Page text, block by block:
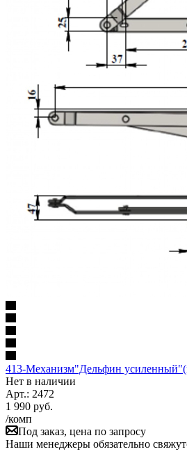
413-Механизм"Дельфин
Нет в наличии
Арт.: 2472
1 990 руб.
/комп
Под заказ, цена по запросу
Наши менеджеры обязательно